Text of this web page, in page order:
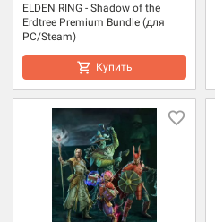
ELDEN RING - Shadow of the
Erdtree Premium Bundle (для
PC/Steam)
Купить